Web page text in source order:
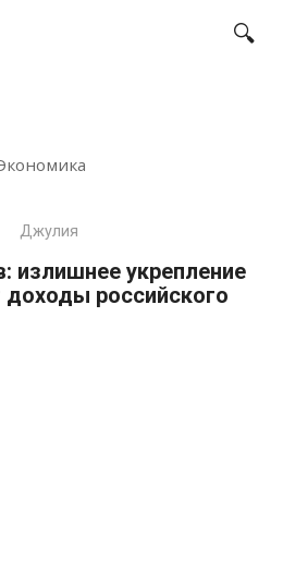
Джулия
излишнее укрепление
российского